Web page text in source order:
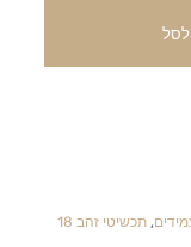
,
תכשיטי זהב 18